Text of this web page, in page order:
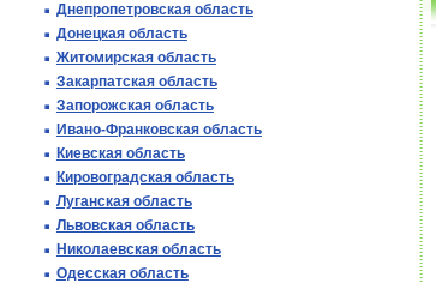
Днепропетровская область
Донецкая область
Житомирская область
Закарпатская область
Запорожская область
Ивано-Франковская область
Киевская область
Кировоградская область
Луганская область
Львовская область
Николаевская область
Одесская область